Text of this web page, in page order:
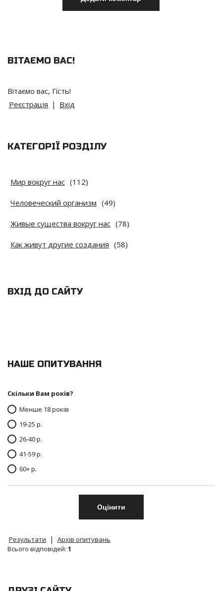
ВІТАЄМО ВАС!
Вітаємо вас, Гість!
Реєстрація | Вхід
КАТЕГОРІЇ РОЗДІЛУ
Мир вокруг нас (112)
Человеческий организм (49)
Живые существа вокруг нас (78)
Как живут другие создания (58)
ВХІД ДО САЙТУ
НАШЕ ОПИТУВАННЯ
Скільки Вам років?
Менше 18 років
19-25 р.
26-40 р.
41-59 р.
60+ р.
Результати |
Архів опитувань
Всього відповідей: 1